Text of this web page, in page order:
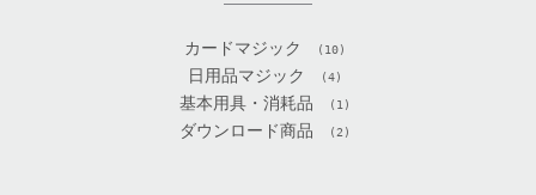
カードマジック (10)
日用品マジック (4)
基本用具・消耗品 (1)
ダウンロード商品 (2)